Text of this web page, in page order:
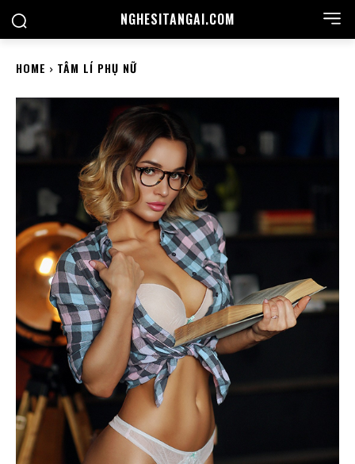
NGHESITANGAI.COM
HOME TÂM LÍ PHỤ NỮ